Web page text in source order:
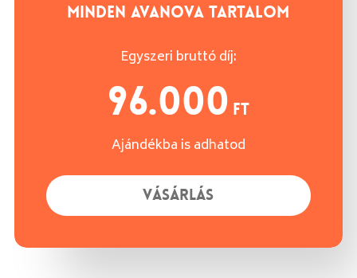
MINDEN AVANOVA TARTALOM
Egyszeri bruttódíj:
96.000 Ft
Ajándékba is adhatod
VÁSÁRLÁS